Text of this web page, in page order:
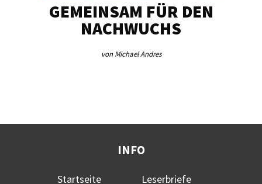
GEMEINSAM FÜR DEN
NACHWUCHS
von Michael Andres
INFO
Startseite
Leserbriefe